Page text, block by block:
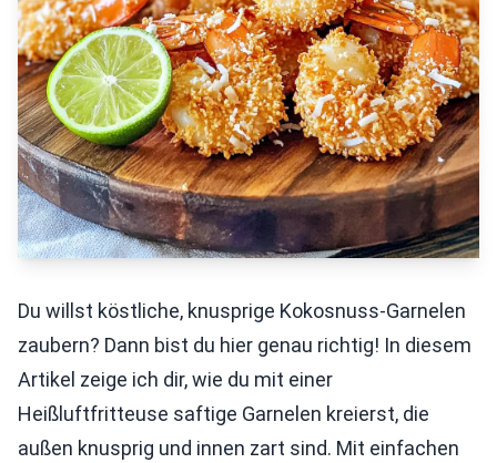
Du willst köstliche, knusprige Kokosnuss-Garnelen
zaubern? Dann bist du hier genau richtig! In diesem
Artikel zeige ich dir, wie du mit einer
Heißluftfritteuse saftige Garnelen kreierst, die
außen knusprig und innen zart sind. Mit einfachen